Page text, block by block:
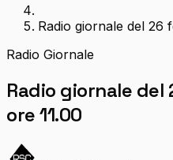
Radio giornale del 26
Radio Giornale
Radio giornale
ore 11.00